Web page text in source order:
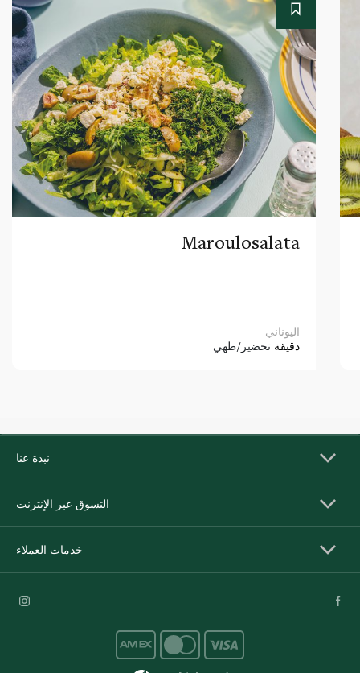
Maroulosalata
اليوناني
دقيقة تحضير/طهي
نبذة عنا
التسوق عبر الإنترنت
خدمات العملاء